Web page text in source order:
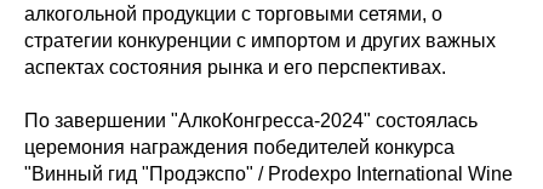
алкогольной продукции с торговыми сетями, о
стратегии конкуренции с импортом и других важных
аспектах состояния рынка и его перспективах.
По завершении "АлкоКонгресса-2024" состоялась
церемония награждения победителей конкурса
"Винный гид "Продэкспо" / Prodexpo International Wine